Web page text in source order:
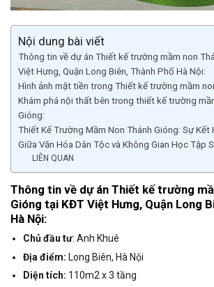
Nội dung bài viết
Thông tin về dự án Thiết kế trường mầm non
Việt Hưng, Quận Long Biên, Thành Phố Hà Nội:
Hình ảnh mặt tiền trong Thiết kế trường mầm
Khám phá nội thất bên trong thiết kế trường
Gióng:
Thiết Kế Trường Mầm Non Thánh Gióng: Sự Kết
Giữa Văn Hóa Dân Tộc và Không Gian Học Tập
LIÊN QUAN
Thông tin về dự án Thiết kế trường
Gióng tại KĐT Việt Hưng, Quận Long
Hà Nội:
Chủ đầu tư: Anh Khuê
Địa điểm: Long Biên, Hà Nội
Diện tích: 110m2 x 3 tầng